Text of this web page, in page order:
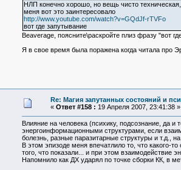
НЛП конечно хорошо, но вещь чисто
меня вот это заинтересовало
http://www.youtube.com/watch?v=GQdJf-rTVFo
вот где запутывание
Beaverage, поясните\раскройте плиз фразу "вот
Я в свое время была поражена когда читала про
Re: Магия запутанных состояний и
« Ответ #158 : 19 Апреля 2007, 23:41:38 »
Влияние на человека (психику, подсознание, да и
энергоинформационными структурами, если
болезнь, разные паразитарные структуры и т.д.,
В этом эпизоде меня впечатлило то, что какого-
того, что показали... и при этом взаимодействие
Напомнило как ДХ ударял по точке сборки КК, в